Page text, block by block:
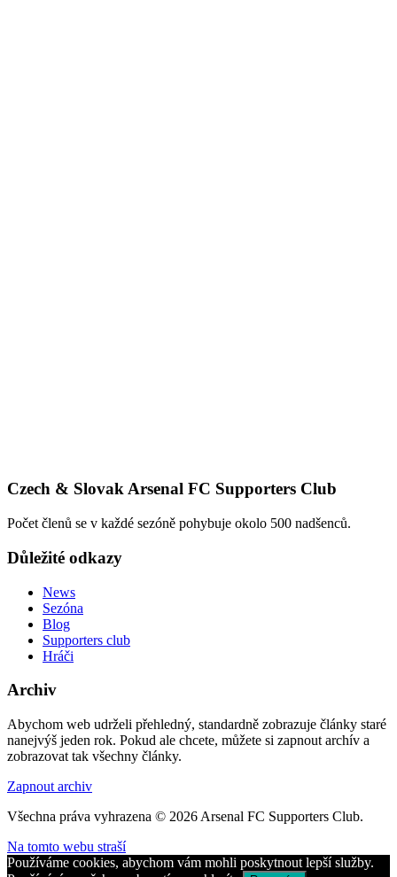
Czech & Slovak Arsenal FC Supporters Club
Počet členů se v každé sezóně pohybuje okolo 500 nadšenců.
Důležité odkazy
News
Sezóna
Blog
Supporters club
Hráči
Archiv
Abychom web udrželi přehledný, standardně zobrazuje články staré
nanejvýš jeden rok. Pokud ale chcete, můžete si zapnout archív a
zobrazovat tak všechny články.
Zapnout archiv
Všechna práva vyhrazena © 2026 Arsenal FC Supporters Club.
Na tomto webu straší
Používáme cookies, abychom vám mohli poskytnout lepší služby.